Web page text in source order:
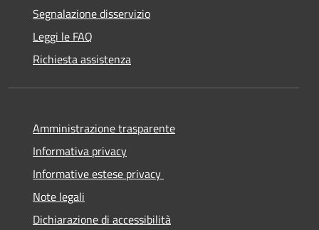
Segnalazione disservizio
Leggi le FAQ
Richiesta assistenza
Amministrazione trasparente
Informativa privacy
Informative estese privacy
Note legali
Dichiarazione di accessibilità